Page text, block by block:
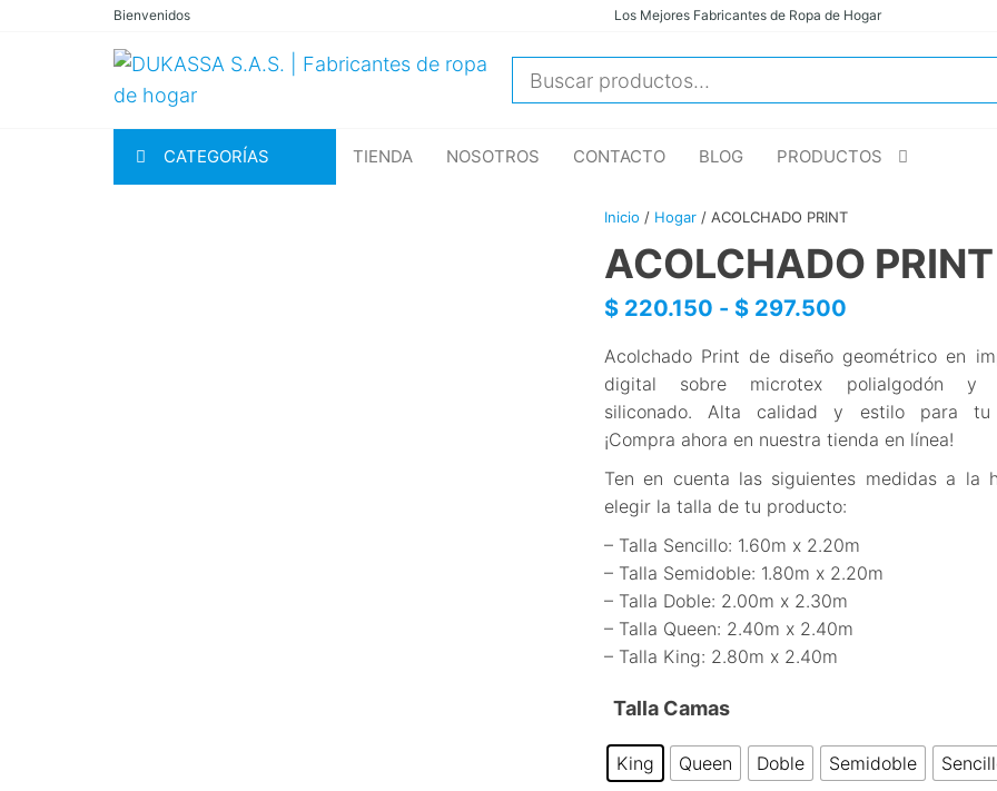
Bienvenidos Los Mejores Fabricantes de Ropa de Hogar
DUKASSA
S.A.S. |
de ropa de
Hogar,
Hoteles e
de Alta
CATEGORÍAS TIENDA NOSOTROS CONTACTO BLOG PRODUCTOS
Inicio / Hogar/ ACOLCHADO PRINT
ACOLCHADO PRINT
$220.150 - $297.500Rango
precios:
desde
$ 220.150
hasta
$ 297.500
Acolchado Print de diseño geométrico en
digital sobre microtex polialgodón y
siliconado. Alta calidad y estilo para tu
¡Compra ahora en nuestra tienda en línea!
Ten en cuenta las siguientes medidas a la
elegir la talla de tu producto:
– Talla Sencillo: 1.60m x 2.20m
– Talla Semidoble: 1.80m x 2.20m
– Talla Doble: 2.00m x 2.30m
– Talla Queen: 2.40m x 2.40m
– Talla King: 2.80m x 2.40m
Talla Camas
King Queen Doble Semidoble